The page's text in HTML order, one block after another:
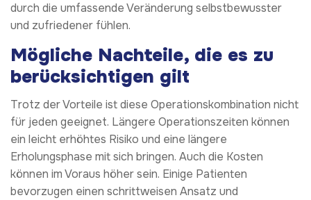
durch die umfassende Veränderung selbstbewusster
und zufriedener fühlen.
Mögliche Nachteile, die es zu
berücksichtigen gilt
Trotz der Vorteile ist diese Operationskombination nicht
für jeden geeignet. Längere Operationszeiten können
ein leicht erhöhtes Risiko und eine längere
Erholungsphase mit sich bringen. Auch die Kosten
können im Voraus höher sein. Einige Patienten
bevorzugen einen schrittweisen Ansatz und